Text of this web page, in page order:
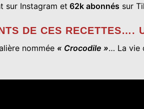
sur Instagram et 62k abonnés sur
DE CES RECETTES….
nommée « Crocodile »… La vie